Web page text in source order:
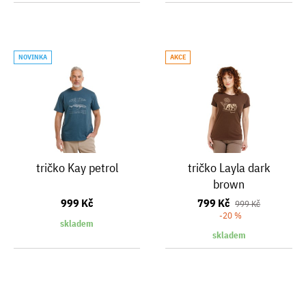
NOVINKA
tričko Kay petrol
999 Kč
skladem
AKCE
tričko Layla dark
brown
799 Kč 999 Kč
-20 %
skladem